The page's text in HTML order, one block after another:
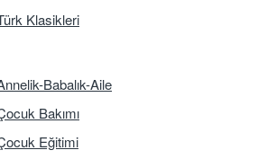
Klasikleri
Babalık-Aile
Bakımı
Eğitimi